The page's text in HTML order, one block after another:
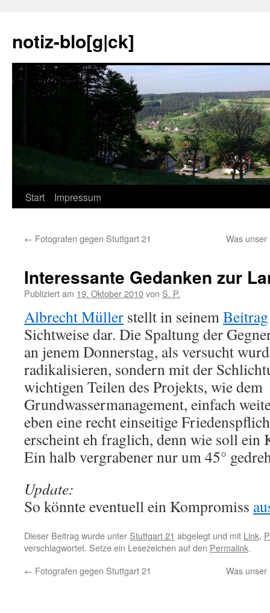
notiz-blo[g|ck]
Zum
springen
Start Impressum
← Fotografen gegen Stuttgart 21 Was
Interessante Gedanken zur
Publiziert am 19. Oktober 2010von S. P.
Albrecht Müller stellt in seinemBeitrag
Sichtweise dar. Die Spaltung der
an jenem Donnerstag, als versucht
radikalisieren, sondern mit der
wichtigen Teilen des Projekts, wie dem
Grundwassermanagement, einfach
eben eine recht einseitige
erscheint eh fraglich, denn wie soll ein
Ein halb vergrabener nur um 45°
Update:
So könnte eventuell ein Kompromiss
Dieser Beitrag wurde unter Stuttgart 21 abgelegt und mit Link,
verschlagwortet. Setze ein Lesezeichen auf den Permalink.
← Fotografen gegen Stuttgart 21 Was